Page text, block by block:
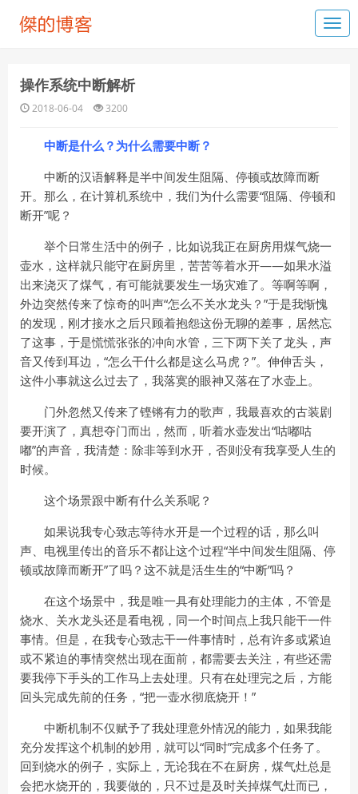
操作系统中断解析
2018-06-04 3200
中断是什么？为什么需要中断？
中断的汉语解释是半中间发生阻隔、停顿或故障而断
开。那么，在计算机系统中，我们为什么需要“阻隔、停顿和
断开”呢？
举个日常生活中的例子，比如说我正在厨房用煤气烧一
壶水，这样就只能守在厨房里，苦苦等着水开——如果水溢
出来浇灭了煤气，有可能就要发生一场灾难了。等啊等啊，
外边突然传来了惊奇的叫声“怎么不关水龙头？”于是我惭愧
的发现，刚才接水之后只顾着抱怨这份无聊的差事，居然忘
了这事，于是慌慌张张的冲向水管，三下两下关了龙头，声
音又传到耳边，“怎么干什么都是这么马虎？”。伸伸舌头，
这件小事就这么过去了，我落寞的眼神又落在了水壶上。
门外忽然又传来了铿锵有力的歌声，我最喜欢的古装剧
要开演了，真想夺门而出，然而，听着水壶发出“咕嘟咕
嘟”的声音，我清楚：除非等到水开，否则没有我享受人生的
时候。
这个场景跟中断有什么关系呢？
如果说我专心致志等待水开是一个过程的话，那么叫
声、电视里传出的音乐不都让这个过程“半中间发生阻隔、停
顿或故障而断开”了吗？这不就是活生生的“中断”吗？
在这个场景中，我是唯一具有处理能力的主体，不管是
烧水、关水龙头还是看电视，同一个时间点上我只能干一件
事情。但是，在我专心致志干一件事情时，总有许多或紧迫
或不紧迫的事情突然出现在面前，都需要去关注，有些还需
要我停下手头的工作马上去处理。只有在处理完之后，方能
回头完成先前的任务，“把一壶水彻底烧开！”
中断机制不仅赋予了我处理意外情况的能力，如果我能
充分发挥这个机制的妙用，就可以“同时”完成多个任务了。
回到烧水的例子，实际上，无论我在不在厨房，煤气灶总是
会把水烧开的，我要做的，只不过是及时关掉煤气灶而已，